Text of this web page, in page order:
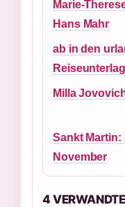
Marie-
Hans Mahr
ab in den
Milla
Sankt Martin:
November
4